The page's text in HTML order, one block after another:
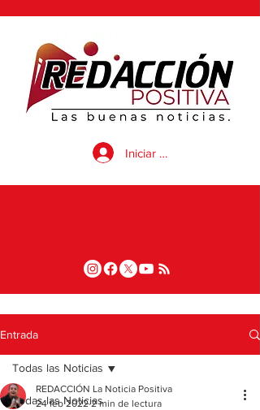
Iniciar sesión
Entrada
Todas las Noticias
Todas las Noticias
REDACCIÓN La Noticia Positiva
24 feb 2022 2 min de lectura